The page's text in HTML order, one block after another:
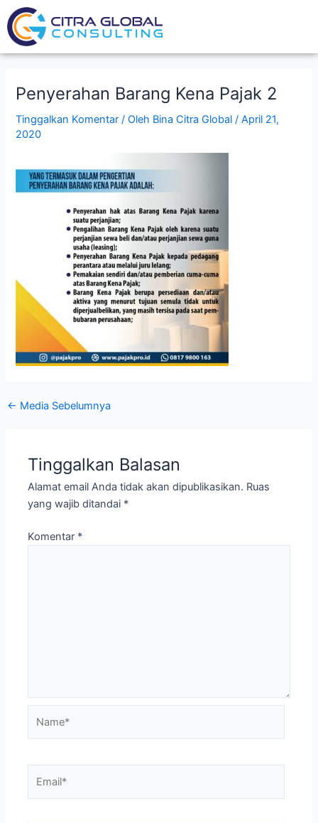
Lewati
ke
konten
Penyerahan Barang Kena Pajak 2
Tinggalkan Komentar / Oleh Bina Citra Global/April 21,
2020
Post
navigation
← Media Sebelumnya
Tinggalkan Balasan
Alamat email Anda tidak akan dipublikasikan. Ruas
yang wajib ditandai *
Komentar *